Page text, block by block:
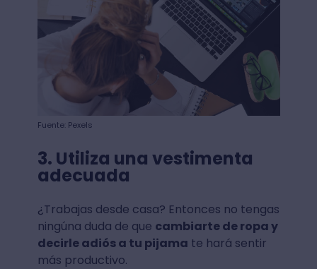
Fuente: Pexels
3. Utiliza una vestimenta
adecuada
¿Trabajas desde casa? Entonces no tengas
ningúna duda de que cambiarte de ropa y
decirle adiós a tu pijama te hará sentir
más productivo.